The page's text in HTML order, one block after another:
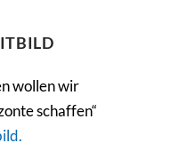
wollen wir
schaffen“